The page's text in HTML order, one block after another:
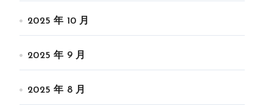
2025 年 10 月
2025 年 9 月
2025 年 8 月